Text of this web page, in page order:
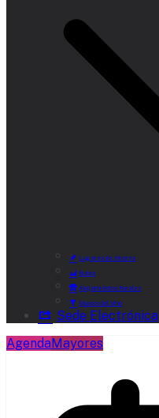
Lugares de Interés
Rutas
Alojamientos Rurales
Museo del Vino
Sede Electrónica
AgendaMayores